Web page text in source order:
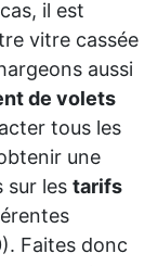
il est
vitre cassée
aussi
de volets
tous les
une
sur les tarifs
Faites donc